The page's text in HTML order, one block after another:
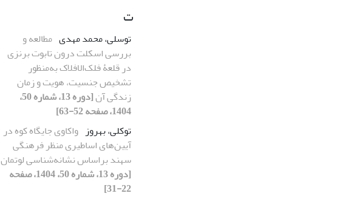
ت
توسلی، محمد مهدی مطالعه و
بررسی اسکلت درون تابوت برنزی
در قلعۀ فلک‌‌الافلاک به‌منظور
تشخیص جنسیت، هویت و زمان
زندگی آن
[دوره 13، شماره 50،
1404، صفحه 52-63]
توکلی، بهروز واکاوی جایگاه کوه در
آیین‌های اساطیری منظر فرهنگی
سهند براساس نشانه‌شناسی لوتمان
[دوره 13، شماره 50، 1404، صفحه
22-31]